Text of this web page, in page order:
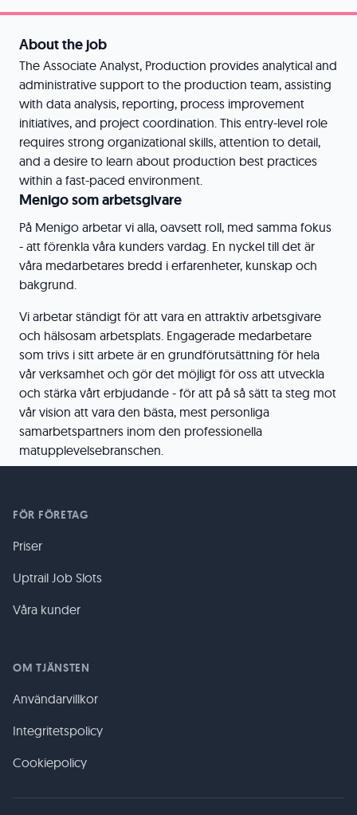
About the job
The Associate Analyst, Production provides analytical and
administrative support to the production team, assisting
with data analysis, reporting, process improvement
initiatives, and project coordination. This entry-level role
requires strong organizational skills, attention to detail,
and a desire to learn about production best practices
within a fast-paced environment.
Menigo som arbetsgivare
På Menigo arbetar vi alla, oavsett roll, med samma fokus
- att förenkla våra kunders vardag. En nyckel till det är
våra medarbetares bredd i erfarenheter, kunskap och
bakgrund.
Vi arbetar ständigt för att vara en attraktiv arbetsgivare
och hälsosam arbetsplats. Engagerade medarbetare
som trivs i sitt arbete är en grundförutsättning för hela
vår verksamhet och gör det möjligt för oss att utveckla
och stärka vårt erbjudande - för att på så sätt ta steg mot
vår vision att vara den bästa, mest personliga
samarbetspartners inom den professionella
matupplevelsebranschen.
FÖR FÖRETAG
Priser
Uptrail Job Slots
Våra kunder
OM TJÄNSTEN
Användarvillkor
Integritetspolicy
Cookiepolicy